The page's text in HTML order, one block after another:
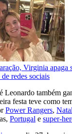
Virginia apaga
redes sociais
Leonardo também
festa teve como
Power Rangers, Natal
Portugal e super-